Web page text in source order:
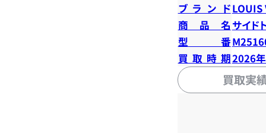
ブランドLOUIS
商品名 サイド
型番
買取時期2026
買取実